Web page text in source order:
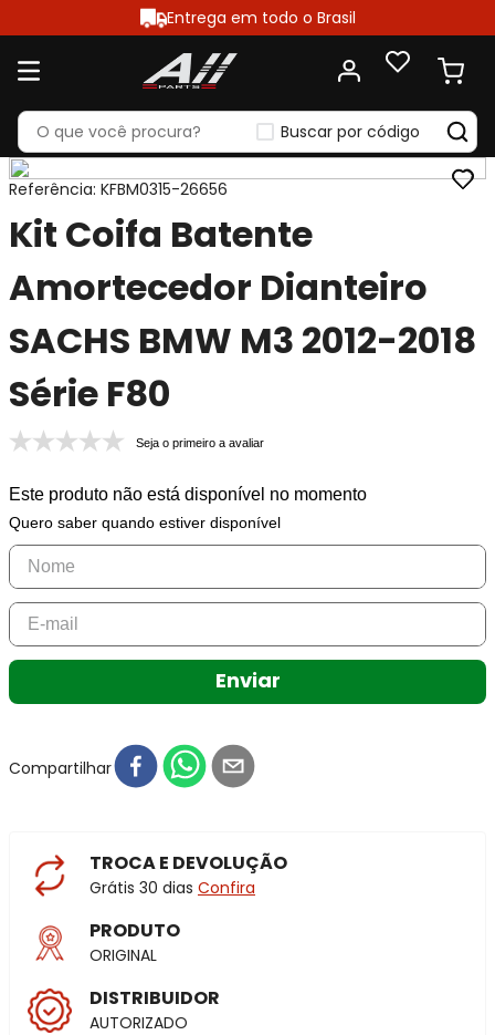
Entrega em todo o Brasil
Buscar por código
Referência: KFBM0315-26656
Kit Coifa Batente
Amortecedor Dianteiro
SACHS BMW M3 2012-2018
Série F80
Seja o primeiro a avaliar
Este produto não está disponível no momento
Quero saber quando estiver disponível
Enviar
Compartilhar
TROCA E DEVOLUÇÃO
Grátis 30 dias Confira
PRODUTO
ORIGINAL
DISTRIBUIDOR
AUTORIZADO